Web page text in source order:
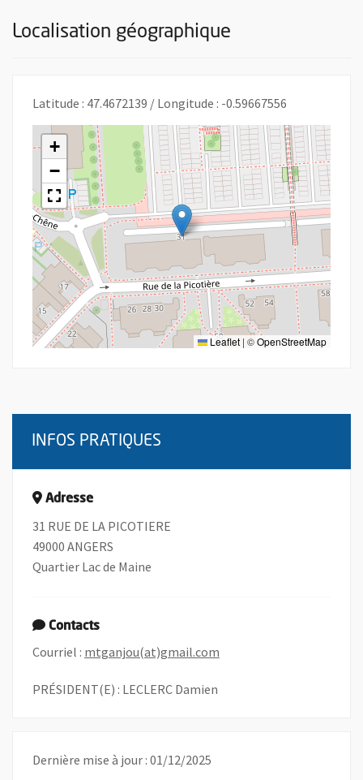
Localisation géographique
Latitude : 47.4672139 / Longitude : -0.59667556
+
−
Leaflet | ©OpenStreetMap
INFOS PRATIQUES
Adresse
31 RUE DE LA PICOTIERE
49000 ANGERS
Quartier Lac de Maine
Contacts
Courriel : mtganjou(at)gmail.com
PRÉSIDENT(E) : LECLERC Damien
Dernière mise à jour : 01/12/2025